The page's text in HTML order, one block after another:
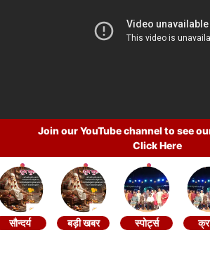
Join our YouTube channel to see
Click Here
सौन्दर्य बड़ी खबर स्पोर्ट्स